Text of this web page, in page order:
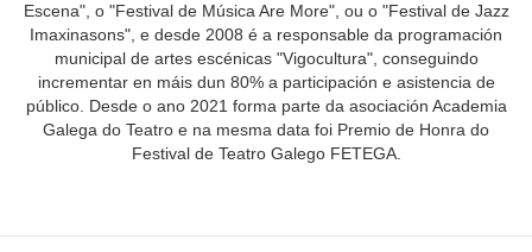
Escena", o "Festival de Música Are More", ou o "Festival de Jazz
Imaxinasons", e desde 2008 é a responsable da programación
municipal de artes escénicas "Vigocultura", conseguindo
incrementar en máis dun 80% a participación e asistencia de
público. Desde o ano 2021 forma parte da asociación Academia
Galega do Teatro e na mesma data foi Premio de Honra do
Festival de Teatro Galego FETEGA.